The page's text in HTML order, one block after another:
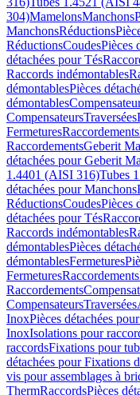
304)MamelonsManchons
ManchonsRéductions
RéductionsCoudesPièces
détachées pour Tés
Raccords indémontables
démontablesPièces
démontables
CompensateursTraversées
FermeturesRaccordements
RaccordementsGeberit
détachées pour Geberit
1.4401 (AISI 316)Tubes
détachées pour Manchons
RéductionsCoudesPièces
détachées pour Tés
Raccords indémontables
démontablesPièces
démontablesFermetures
FermeturesRaccordements
Raccordements
CompensateursTraversées
InoxPièces détachées
InoxIsolations pour
raccordsFixations pour
détachées pour Fixations
vis pour assemblages à
ThermRaccordsPièces